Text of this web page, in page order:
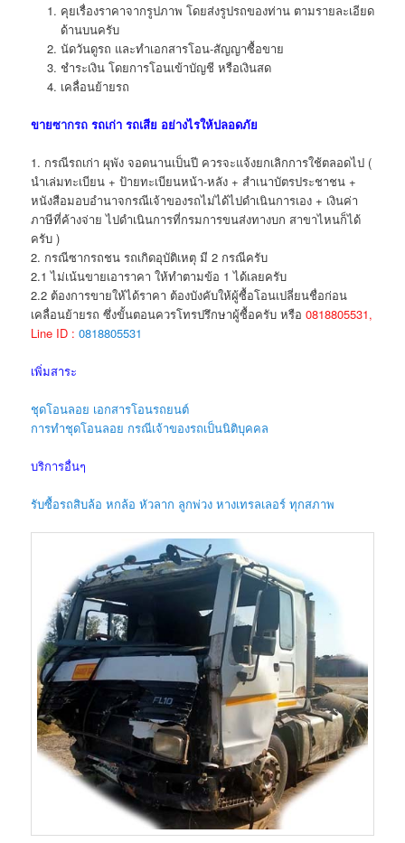
คุยเรื่องราคาจากรูปภาพ โดยส่งรูปรถของท่าน ตามรายละเอียด
ด้านบนครับ
นัดวันดูรถ และทำเอกสารโอน-สัญญาซื้อขาย
ชำระเงิน โดยการโอนเข้าบัญชี หรือเงินสด
เคลื่อนย้ายรถ
ขายซากรถ รถเก่า รถเสีย อย่างไรให้ปลอดภัย
1. กรณีรถเก่า ผุพัง จอดนานเป็นปี ควรจะแจ้งยกเลิกการใช้ตลอดไป (
นำเล่มทะเบียน + ป้ายทะเบียนหน้า-หลัง + สำเนาบัตรประชาชน +
หนังสือมอบอำนาจกรณีเจ้าของรถไม่ได้ไปดำเนินการเอง + เงินค่า
ภาษีที่ค้างจ่าย ไปดำเนินการที่กรมการขนส่งทางบก สาขาไหนก็ได้
ครับ )
2. กรณีซากรถชน รถเกิดอุบัติเหตุ มี 2 กรณีครับ
2.1 ไม่เน้นขายเอาราคา ให้ทำตามข้อ 1 ได้เลยครับ
2.2 ต้องการขายให้ได้ราคา ต้องบังคับให้ผู้ซื้อโอนเปลี่ยนชื่อก่อน
เคลื่อนย้ายรถ ซึ่งขั้นตอนควรโทรปรึกษาผู้ซื้อครับ หรือ0818805531,
Line ID :0818805531
เพิ่มสาระ
ชุดโอนลอย เอกสารโอนรถยนต์
การทำชุดโอนลอย กรณีเจ้าของรถเป็นนิติบุคคล
บริการอื่นๆ
รับซื้อรถสิบล้อ หกล้อ หัวลาก ลูกพ่วง หางเทรลเลอร์ ทุกสภาพ